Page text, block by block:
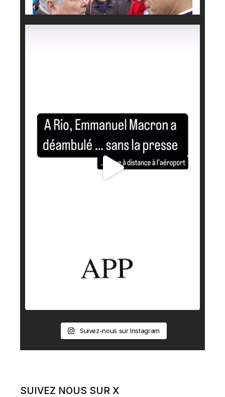
Suivez-nous sur Instagram
SUIVEZ NOUS SUR X